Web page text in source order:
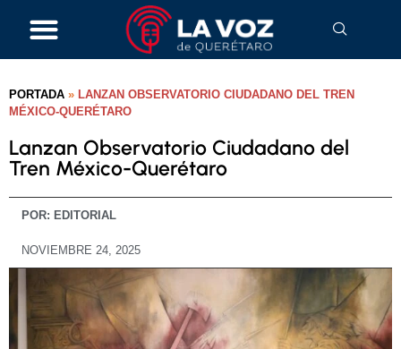
PORTADA » LANZAN OBSERVATORIO CIUDADANO DEL TREN
MÉXICO-QUERÉTARO
Lanzan Observatorio Ciudadano del
Tren México-Querétaro
POR: EDITORIAL
NOVIEMBRE 24, 2025